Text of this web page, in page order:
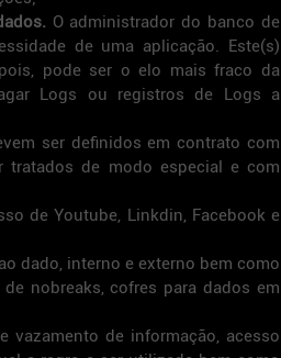
O administrador do banco de
de uma aplicação. Este(s)
pode ser o elo mais fraco da
Logs ou registros de Logs a
ser definidos em contrato com
tratados de modo especial e com
de Youtube, Linkdin, Facebook e
dado, interno e externo bem como
nobreaks, cofres para dados em
vazamento de informação, acesso